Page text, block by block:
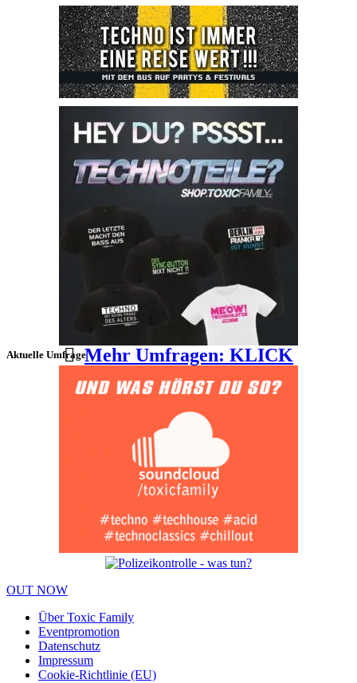
Aktuelle UmfrageMehr Umfragen: KLICK
OUT NOW
Über Toxic Family
Eventpromotion
Datenschutz
Impressum
Cookie-Richtlinie (EU)